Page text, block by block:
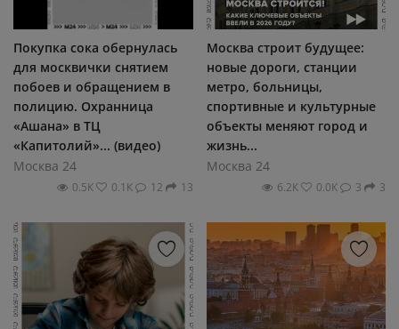
Покупка сока обернулась
для москвички снятием
побоев и обращением в
полицию. Охранница
«Ашана» в ТЦ
«Капитолий»... (видео)
Москва 24
0.5К 0.1К 12 13
Москва строит будущее:
новые дороги, станции
метро, больницы,
спортивные и культурные
объекты меняют город и
жизнь...
Москва 24
6.2К 0.0К 3 3